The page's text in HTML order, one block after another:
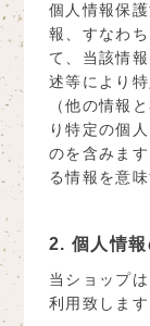
個人情報保
報、すなわ
て、当該情
述等により
（他の情報
り特定の個
のを含みま
る情報を意
2. 個人情
当ショップ
利用致します